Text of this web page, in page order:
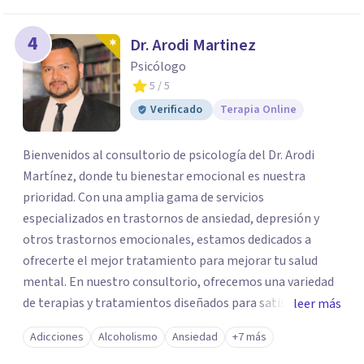
4 Dr. Arodi Martinez
Psicólogo
5 / 5
Verificado
Terapia Online
Bienvenidos al consultorio de psicología del Dr. Arodi
Martínez, donde tu bienestar emocional es nuestra
prioridad. Con una amplia gama de servicios
especializados en trastornos de ansiedad, depresión y
otros trastornos emocionales, estamos dedicados a
ofrecerte el mejor tratamiento para mejorar tu salud
mental. En nuestro consultorio, ofrecemos una variedad
de terapias y tratamientos diseñados para satisfacer tus
necesidades específicas: Terapia para Trastornos de
Ansiedad y Depresión: Somos expertos en el tratamiento
leer más
Adicciones Alcoholismo Ansiedad +7 más